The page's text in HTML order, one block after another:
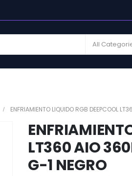
All
ENFRIAMIENTO LIQUIDO RGB DEEPCOOL
LT360 AIO
G-1 NEGRO